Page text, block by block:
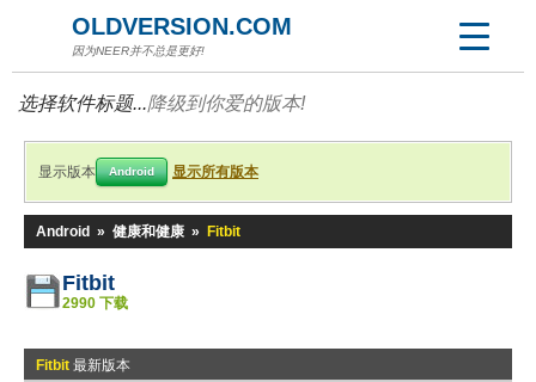
OLDVERSION.COM
因为NEER并不总是更好!
选择软件标题...降级到你爱的版本!
显示版本 Android 显示所有版本
Android » 健康和健康 » Fitbit
Fitbit
2990 下载
Fitbit 最新版本